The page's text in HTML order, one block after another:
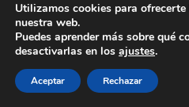
Utilizamos cookies para
nuestra web.
Puedes aprender más sobre qué
desactivarlas en los ajustes.
Aceptar Rechazar